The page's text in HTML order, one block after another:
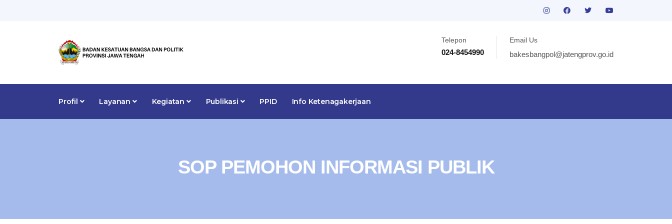
Telepon
024-8454990
Email Us
bakesbangpol@jatengprov.go.id
Profil Layanan Kegiatan Publikasi PPID Info Ketenagakerjaan
SOP PEMOHON INFORMASI PUBLIK